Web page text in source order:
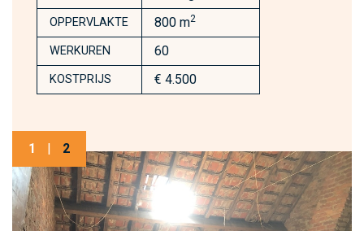
OPPERVLAKTE 800 m2
WERKUREN 60
KOSTPRIJS € 4.500
1 | 2